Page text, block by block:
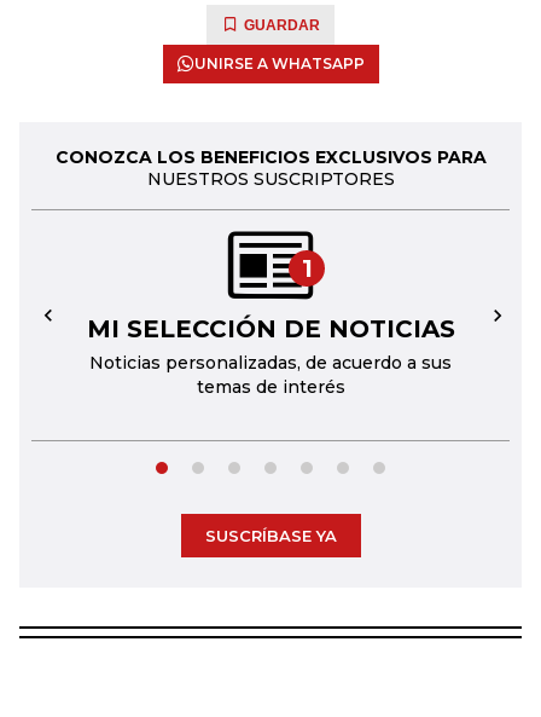
GUARDAR
UNIRSE A WHATSAPP
CONOZCA LOS BENEFICIOS EXCLUSIVOS PARA
NUESTROS SUSCRIPTORES
1
MI SELECCIÓN DE NOTICIAS
Noticias personalizadas, de acuerdo a sus
temas de interés
← →
SUSCRÍBASE YA